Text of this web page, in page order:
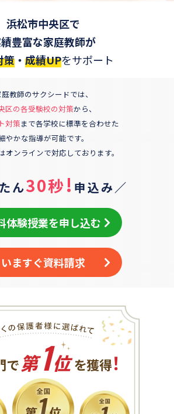
浜松市中央区で
豊富な家庭教師が
策 ・ 成績UPをサポート
教師のサクシードでは、
区の各受験校の対策から、
対策まで各学校に標準を合わせた
やかな指導が可能です。
オンラインで対応しております。
ん30秒! 申込み／
体験授業を申し込む
いますぐ資料請求
で 第1位を獲得！